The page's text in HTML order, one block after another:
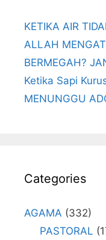
KETIKA AIR
ALLAH
BERMEGAH?
Ketika Sapi
MENUNGGU
Categories
AGAMA (332)
PASTORAL